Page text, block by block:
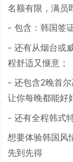
名额有限，满员
- 包含：韩国签
- 还有从烟台或
程舒适又惬意；
- 还包含2晚首
让你每晚都能好
- 还有全程韩式
想要体验韩国风
先到先得